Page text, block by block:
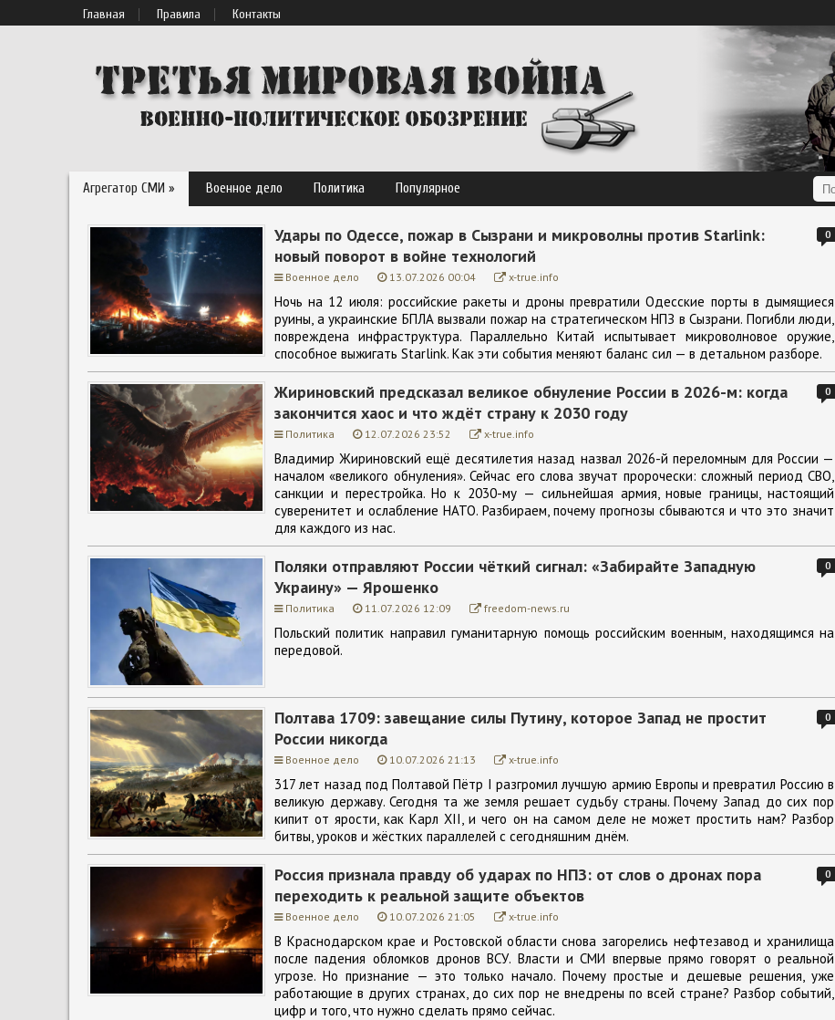
Главная Правила Контакты
Агрегатор СМИ » Военное дело Политика Популярное
Удары по Одессе, пожар в Сызрани и микроволны против Starlink:
новый поворот в войне технологий
Военное дело 13.07.2026 00:04 x-true.info
0
Ночь на 12 июля: российские ракеты и дроны превратили Одесские порты в дымящиеся
руины, а украинские БПЛА вызвали пожар на стратегическом НПЗ в Сызрани. Погибли люди,
повреждена инфраструктура. Параллельно Китай испытывает микроволновое оружие,
способное выжигать Starlink. Как эти события меняют баланс сил — в детальном разборе.
Жириновский предсказал великое обнуление России в 2026-м: когда
закончится хаос и что ждёт страну к 2030 году
Политика 12.07.2026 23:52 x-true.info
0
Владимир Жириновский ещё десятилетия назад назвал 2026-й переломным для России —
началом «великого обнуления». Сейчас его слова звучат пророчески: сложный период СВО,
санкции и перестройка. Но к 2030-му — сильнейшая армия, новые границы, настоящий
суверенитет и ослабление НАТО. Разбираем, почему прогнозы сбываются и что это значит
для каждого из нас.
Поляки отправляют России чёткий сигнал: «Забирайте Западную
Украину» — Ярошенко
Политика 11.07.2026 12:09 freedom-news.ru
0
Польский политик направил гуманитарную помощь российским военным, находящимся на
передовой.
Полтава 1709: завещание силы Путину, которое Запад не простит
России никогда
Военное дело 10.07.2026 21:13 x-true.info
0
317 лет назад под Полтавой Пётр I разгромил лучшую армию Европы и превратил Россию в
великую державу. Сегодня та же земля решает судьбу страны. Почему Запад до сих пор
кипит от ярости, как Карл XII, и чего он на самом деле не может простить нам? Разбор
битвы, уроков и жёстких параллелей с сегодняшним днём.
Россия признала правду об ударах по НПЗ: от слов о дронах пора
переходить к реальной защите объектов
Военное дело 10.07.2026 21:05 x-true.info
0
В Краснодарском крае и Ростовской области снова загорелись нефтезавод и хранилища
после падения обломков дронов ВСУ. Власти и СМИ впервые прямо говорят о реальной
угрозе. Но признание — это только начало. Почему простые и дешевые решения, уже
работающие в других странах, до сих пор не внедрены по всей стране? Разбор событий,
цифр и того, что нужно сделать прямо сейчас.